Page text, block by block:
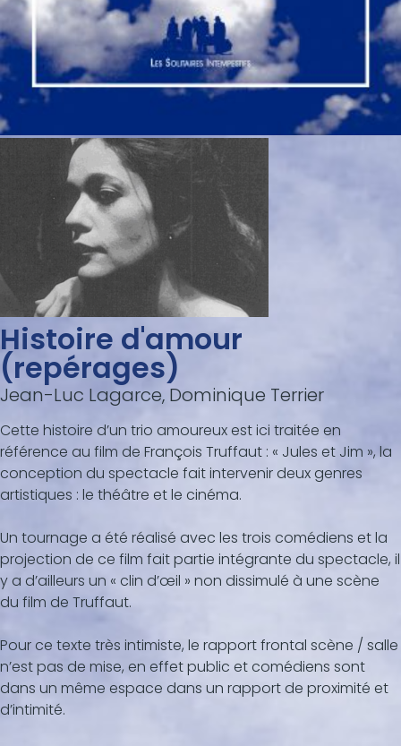
Histoire d'amour
(repérages)
Jean-Luc Lagarce, Dominique Terrier
Cette histoire d’un trio amoureux est ici traitée en
référence au film de François Truffaut : « Jules et Jim », la
conception du spectacle fait intervenir deux genres
artistiques : le théâtre et le cinéma.
Un tournage a été réalisé avec les trois comédiens et la
projection de ce film fait partie intégrante du spectacle, il
y a d’ailleurs un « clin d’œil » non dissimulé à une scène
du film de Truffaut.
Pour ce texte très intimiste, le rapport frontal scène / salle
n’est pas de mise, en effet public et comédiens sont
dans un même espace dans un rapport de proximité et
d’intimité.